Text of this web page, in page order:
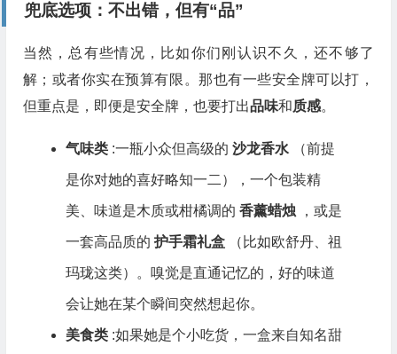
兜底选项：不出错，但有“品”
当然，总有些情况，比如你们刚认识不久，还不够了
解；或者你实在预算有限。那也有一些安全牌可以打，
但重点是，即便是安全牌，也要打出品味和质感。
气味类 :一瓶小众但高级的 沙龙香水 （前提
是你对她的喜好略知一二），一个包装精
美、味道是木质或柑橘调的 香薰蜡烛 ，或是
一套高品质的 护手霜礼盒 （比如欧舒丹、祖
玛珑这类）。嗅觉是直通记忆的，好的味道
会让她在某个瞬间突然想起你。
美食类 :如果她是个小吃货，一盒来自知名甜